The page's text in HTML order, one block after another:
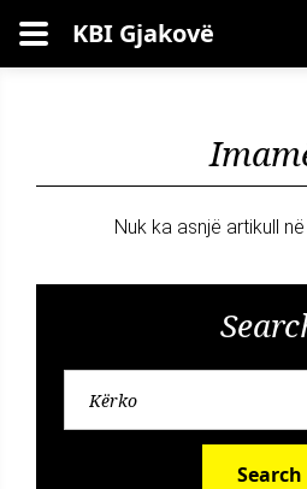
Kërko KBI Gjakovë
Nuk ka asnjë artikull
Search